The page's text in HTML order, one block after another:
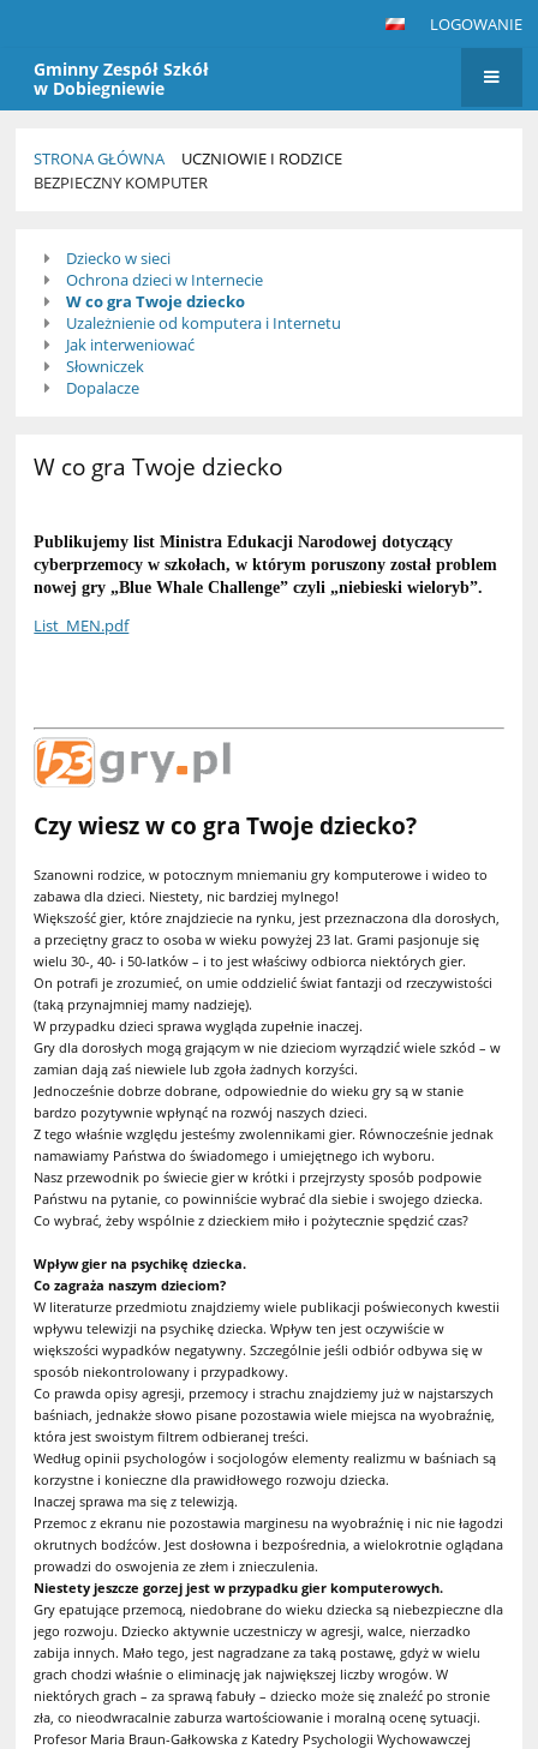
LOGOWANIE
Gminny Zespół Szkół
w Dobiegniewie
STRONA GŁÓWNA
UCZNIOWIE I RODZICE
BEZPIECZNY KOMPUTER
Bezpieczny
komputer
Dziecko w sieci
Ochrona dzieci w Internecie
W co gra Twoje dziecko
Uzależnienie od komputera i Internetu
Jak interweniować
Słowniczek
Dopalacze
W co gra Twoje dziecko
Publikujemy list Ministra Edukacji Narodowej dotyczący
cyberprzemocy w szkołach, w którym poruszony został problem
nowej gry „Blue Whale Challenge” czyli „niebieski wieloryb”.
List_MEN.pdf
Czy wiesz w co gra Twoje dziecko?
Szanowni rodzice, w potocznym mniemaniu gry komputerowe i wideo to
zabawa dla dzieci. Niestety, nic bardziej mylnego!
Większość gier, które znajdziecie na rynku, jest przeznaczona dla dorosłych,
a przeciętny gracz to osoba w wieku powyżej 23 lat. Grami pasjonuje się
wielu 30-, 40- i 50-latków – i to jest właściwy odbiorca niektórych gier.
On potrafi je zrozumieć, on umie oddzielić świat fantazji od rzeczywistości
(taką przynajmniej mamy nadzieję).
W przypadku dzieci sprawa wygląda zupełnie inaczej.
Gry dla dorosłych mogą grającym w nie dzieciom wyrządzić wiele szkód – w
zamian dają zaś niewiele lub zgoła żadnych korzyści.
Jednocześnie dobrze dobrane, odpowiednie do wieku gry są w stanie
bardzo pozytywnie wpłynąć na rozwój naszych dzieci.
Z tego właśnie względu jesteśmy zwolennikami gier. Równocześnie jednak
namawiamy Państwa do świadomego i umiejętnego ich wyboru.
Nasz przewodnik po świecie gier w krótki i przejrzysty sposób podpowie
Państwu na pytanie, co powinniście wybrać dla siebie i swojego dziecka.
Co wybrać, żeby wspólnie z dzieckiem miło i pożytecznie spędzić czas?
Wpływ gier na psychikę dziecka.
Co zagraża naszym dzieciom?
W literaturze przedmiotu znajdziemy wiele publikacji poświeconych kwestii
wpływu telewizji na psychikę dziecka. Wpływ ten jest oczywiście w
większości wypadków negatywny. Szczególnie jeśli odbiór odbywa się w
sposób niekontrolowany i przypadkowy.
Co prawda opisy agresji, przemocy i strachu znajdziemy już w najstarszych
baśniach, jednakże słowo pisane pozostawia wiele miejsca na wyobraźnię,
która jest swoistym filtrem odbieranej treści.
Według opinii psychologów i socjologów elementy realizmu w baśniach są
korzystne i konieczne dla prawidłowego rozwoju dziecka.
Inaczej sprawa ma się z telewizją.
Przemoc z ekranu nie pozostawia marginesu na wyobraźnię i nic nie łagodzi
okrutnych bodźców. Jest dosłowna i bezpośrednia, a wielokrotnie oglądana
prowadzi do oswojenia ze złem i znieczulenia.
Niestety jeszcze gorzej jest w przypadku gier komputerowych.
Gry epatujące przemocą, niedobrane do wieku dziecka są niebezpieczne dla
jego rozwoju. Dziecko aktywnie uczestniczy w agresji, walce, nierzadko
zabija innych. Mało tego, jest nagradzane za taką postawę, gdyż w wielu
grach chodzi właśnie o eliminację jak największej liczby wrogów. W
niektórych grach – za sprawą fabuły – dziecko może się znaleźć po stronie
zła, co nieodwracalnie zaburza wartościowanie i moralną ocenę sytuacji.
Profesor Maria Braun-Gałkowska z Katedry Psychologii Wychowawczej